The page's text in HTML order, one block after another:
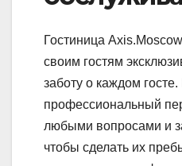
Гостиница
своим гостям
заботу о каждом
профессиональный
любыми вопросами и
чтобы сделать их